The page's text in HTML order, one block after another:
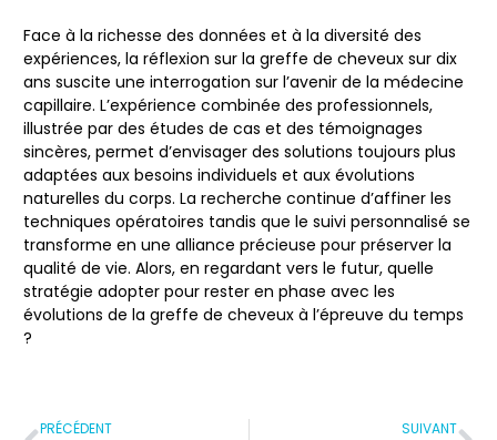
Face à la richesse des données et à la diversité des
expériences, la réflexion sur la greffe de cheveux sur dix
ans suscite une interrogation sur l’avenir de la médecine
capillaire. L’expérience combinée des professionnels,
illustrée par des études de cas et des témoignages
sincères, permet d’envisager des solutions toujours plus
adaptées aux besoins individuels et aux évolutions
naturelles du corps. La recherche continue d’affiner les
techniques opératoires tandis que le suivi personnalisé se
transforme en une alliance précieuse pour préserver la
qualité de vie. Alors, en regardant vers le futur, quelle
stratégie adopter pour rester en phase avec les
évolutions de la greffe de cheveux à l’épreuve du temps
?
PRÉCÉDENT SUIVANT